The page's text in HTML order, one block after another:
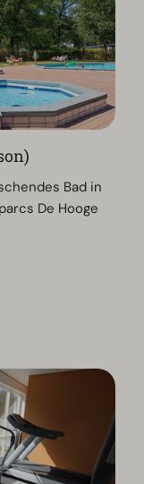
Bad in
De Hooge